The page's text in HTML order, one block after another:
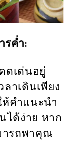
รค่ำ:
ดเด่นอยู่
ลาเดินเพียง
ห้คำแนะนำ
ได้ง่าย หาก
ารถพาคุณ